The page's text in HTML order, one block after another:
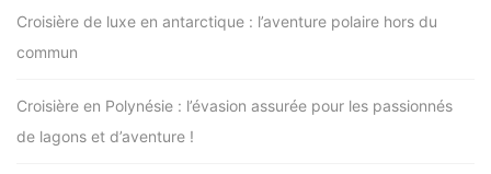
Croisière de luxe en antarctique : l’aventure polaire hors du
commun
Croisière en Polynésie : l’évasion assurée pour les passionnés
de lagons et d’aventure !